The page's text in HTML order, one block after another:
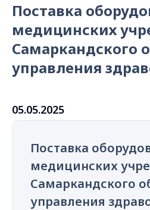
Поставка
медицинских
Самаркандского
управления
05.05.2025
Поставка
медицинских
Самаркандского
управления